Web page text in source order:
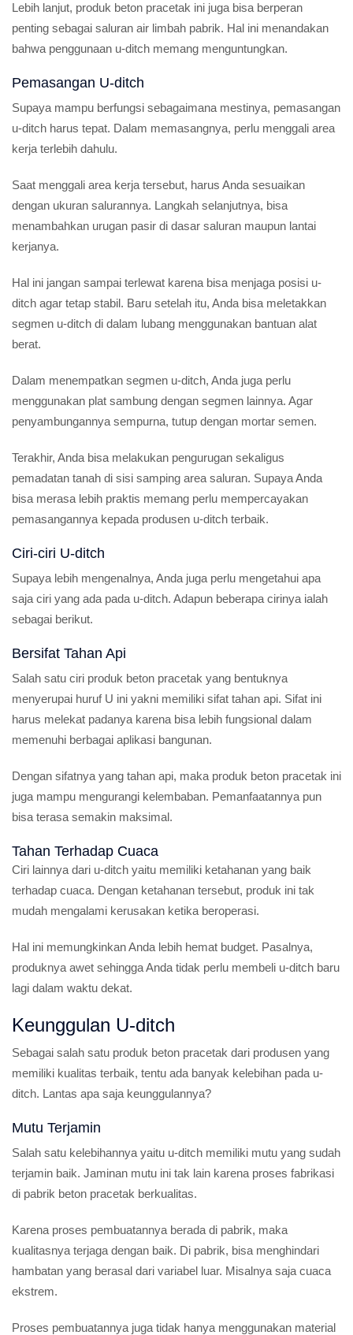
Lebih lanjut, produk beton pracetak ini juga bisa berperan
penting sebagai saluran air limbah pabrik. Hal ini menandakan
bahwa penggunaan u-ditch memang menguntungkan.
Pemasangan U-ditch
Supaya mampu berfungsi sebagaimana mestinya, pemasangan
u-ditch harus tepat. Dalam memasangnya, perlu menggali area
kerja terlebih dahulu.
Saat menggali area kerja tersebut, harus Anda sesuaikan
dengan ukuran salurannya. Langkah selanjutnya, bisa
menambahkan urugan pasir di dasar saluran maupun lantai
kerjanya.
Hal ini jangan sampai terlewat karena bisa menjaga posisi u-
ditch agar tetap stabil. Baru setelah itu, Anda bisa meletakkan
segmen u-ditch di dalam lubang menggunakan bantuan alat
berat.
Dalam menempatkan segmen u-ditch, Anda juga perlu
menggunakan plat sambung dengan segmen lainnya. Agar
penyambungannya sempurna, tutup dengan mortar semen.
Terakhir, Anda bisa melakukan pengurugan sekaligus
pemadatan tanah di sisi samping area saluran. Supaya Anda
bisa merasa lebih praktis memang perlu mempercayakan
pemasangannya kepada produsen u-ditch terbaik.
Ciri-ciri U-ditch
Supaya lebih mengenalnya, Anda juga perlu mengetahui apa
saja ciri yang ada pada u-ditch. Adapun beberapa cirinya ialah
sebagai berikut.
Bersifat Tahan Api
Salah satu ciri produk beton pracetak yang bentuknya
menyerupai huruf U ini yakni memiliki sifat tahan api. Sifat ini
harus melekat padanya karena bisa lebih fungsional dalam
memenuhi berbagai aplikasi bangunan.
Dengan sifatnya yang tahan api, maka produk beton pracetak ini
juga mampu mengurangi kelembaban. Pemanfaatannya pun
bisa terasa semakin maksimal.
Tahan Terhadap Cuaca
Ciri lainnya dari u-ditch yaitu memiliki ketahanan yang baik
terhadap cuaca. Dengan ketahanan tersebut, produk ini tak
mudah mengalami kerusakan ketika beroperasi.
Hal ini memungkinkan Anda lebih hemat budget. Pasalnya,
produknya awet sehingga Anda tidak perlu membeli u-ditch baru
lagi dalam waktu dekat.
Keunggulan U-ditch
Sebagai salah satu produk beton pracetak dari produsen yang
memiliki kualitas terbaik, tentu ada banyak kelebihan pada u-
ditch. Lantas apa saja keunggulannya?
Mutu Terjamin
Salah satu kelebihannya yaitu u-ditch memiliki mutu yang sudah
terjamin baik. Jaminan mutu ini tak lain karena proses fabrikasi
di pabrik beton pracetak berkualitas.
Karena proses pembuatannya berada di pabrik, maka
kualitasnya terjaga dengan baik. Di pabrik, bisa menghindari
hambatan yang berasal dari variabel luar. Misalnya saja cuaca
ekstrem.
Proses pembuatannya juga tidak hanya menggunakan material